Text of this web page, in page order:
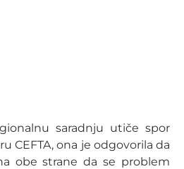
saradnju utiče spor
CEFTA, ona je odgovorila da
obe strane da se problem